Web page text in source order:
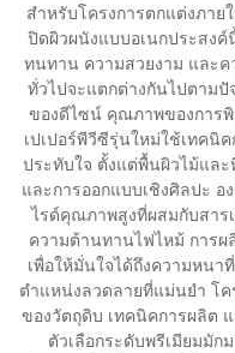
สำหรับโครงการตกแต่งภาย
ปิดผิวผนังแบบอเนกประสง
ทนทาน ความสวยงาม และ
ทั่วไปจะแตกต่างกันไปตาม
ของดีไซน์ คุณภาพของการ
เปเปอร์พีวีซีรุ่นใหม่ใช้เทคนิ
ประทับใจ ตั้งแต่พื้นผิวไม้แล
และการออกแบบเชิงศิลปะ
ไรด์คุณภาพสูงที่ผสมกับสาร
ความต้านทานไฟไหม้ การ
เพื่อให้มั่นใจได้ถึงความหนา
ตำแหน่งลวดลายที่แม่นยำ โ
ของวัตถุดิบ เทคนิคการผลิต
ตัวเลือกระดับพรีเมียมมั